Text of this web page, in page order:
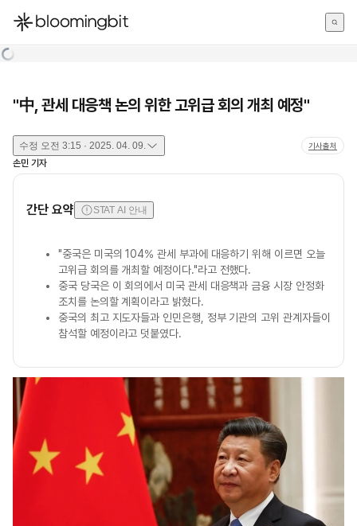
한국어
"中, 관세 대응책 논의 위한 고위급 회의 개최 예정"
수정 오전 3:15 · 2025. 04. 09. 기사출처
손민 기자
간단 요약 STAT AI 안내
"중국은 미국의 104% 관세 부과에 대응하기 위해 이르면 오늘
고위급 회의를 개최할 예정이다."라고 전했다.
중국 당국은 이 회의에서 미국 관세 대응책과 금융 시장 안정화
조치를 논의할 계획이라고 밝혔다.
중국의 최고 지도자들과 인민은행, 정부 기관의 고위 관계자들이
참석할 예정이라고 덧붙였다.